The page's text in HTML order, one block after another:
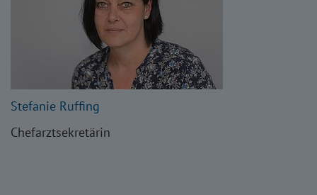
Stefanie Ruffing
Chefarztsekretärin